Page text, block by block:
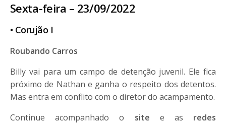
Sexta-feira – 23/09/2022
• Corujão I
Roubando Carros
Billy vai para um campo de detenção juvenil. Ele fica
próximo de Nathan e ganha o respeito dos detentos.
Mas entra em conflito com o diretor do acampamento.
Continue acompanhado o site e as redes